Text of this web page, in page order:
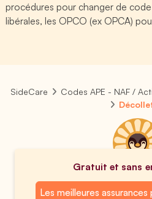
procédures pour changer de
libérales, les OPCO (ex OPCA)
SideCare
Codes APE - NAF /
Gratuit et sans
Les meilleures